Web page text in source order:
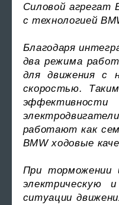
Силовой агрегат
с технологией
Благодаря
два режима
для движения с
скоростью.
эффективности
работают как
BMW ходовые
При торможении
электрическую
ситуации